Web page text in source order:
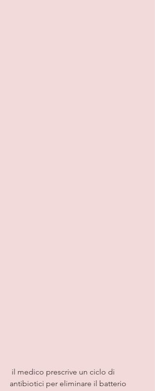
antibiotici per eliminare il batterio